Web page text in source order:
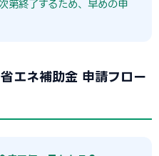
第終了するため、早めの申
エネ補助金 申請フロー